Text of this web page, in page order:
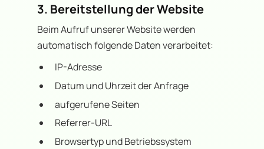
3. Bereitstellung der Website
Beim Aufruf unserer Website werden
automatisch folgende Daten verarbeitet:
IP-Adresse
Datum und Uhrzeit der Anfrage
aufgerufene Seiten
Referrer-URL
Browsertyp und Betriebssystem